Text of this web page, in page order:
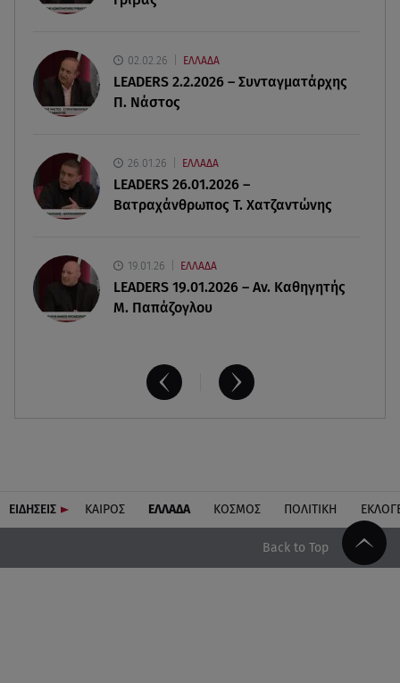
Αλεξάνδρα Νίκα: Φωτογράφισε τον Κωνσταντίνο
Αργυρό στις διακοπές τους
10.08.26 , 09:05
ελικοπτέρου - Τι λέει ο χειριστής
02.02.26 ΕΛΛΑΔΑ
LEADERS 2.2.2026 – Συνταγματάρχης
Π. Νάστος
26.01.26 ΕΛΛΑΔΑ
LEADERS 26.01.2026 –
Βατραχάνθρωπος Τ. Χατζαντώνης
19.01.26 ΕΛΛΑΔΑ
LEADERS 19.01.2026 – Αν. Καθηγητής
Μ. Παπάζογλου
ΕΙΔΗΣΕΙΣ ΚΑΙΡΟΣ ΕΛΛΑΔΑ ΚΟΣΜΟΣ ΠΟΛΙΤΙΚΗ
Back to Top